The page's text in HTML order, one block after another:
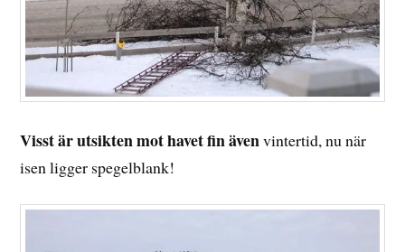
Visst är utsikten mot havet fin ävenvintertid, nu när
isen ligger spegelblank!